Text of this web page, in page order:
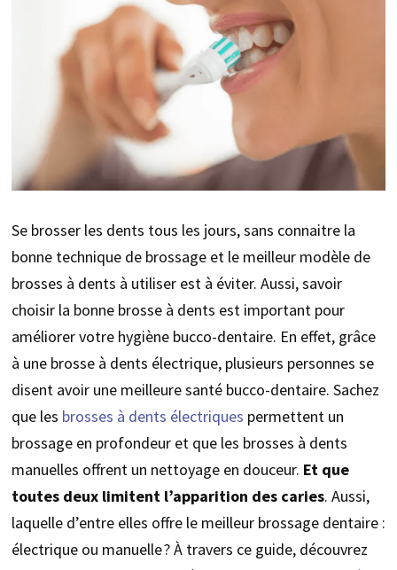
Se brosser les dents tous les jours, sans connaitre la
bonne technique de brossage et le meilleur modèle de
brosses à dents à utiliser est à éviter. Aussi, savoir
choisir la bonne brosse à dents est important pour
améliorer votre hygiène bucco-dentaire. En effet, grâce
à une brosse à dents électrique, plusieurs personnes se
disent avoir une meilleure santé bucco-dentaire. Sachez
que les brosses à dents électriques permettent un
brossage en profondeur et que les brosses à dents
manuelles offrent un nettoyage en douceur. Et que
toutes deux limitent l’apparition des caries. Aussi,
laquelle d’entre elles offre le meilleur brossage dentaire :
électrique ou manuelle ? À travers ce guide, découvrez